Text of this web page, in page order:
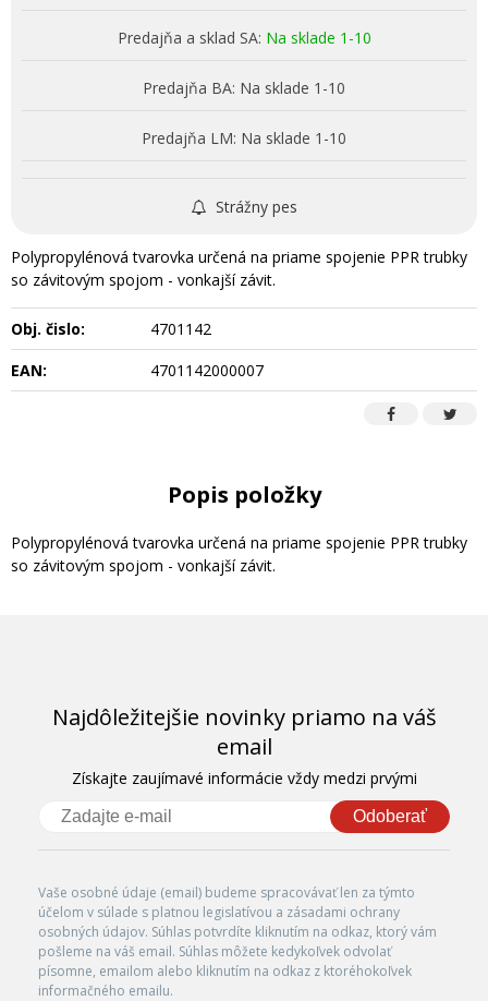
Predajňa a sklad SA: Na sklade 1-10
Predajňa BA: Na sklade 1-10
Predajňa LM: Na sklade 1-10
Strážny pes
Polypropylénová tvarovka určená na priame spojenie PPR trubky
so závitovým spojom - vonkajší závit.
Obj. čislo:
4701142
EAN:
4701142000007
Popis položky
Polypropylénová tvarovka určená na priame spojenie PPR trubky
so závitovým spojom - vonkajší závit.
Najdôležitejšie novinky priamo na váš
email
Získajte zaujímavé informácie vždy medzi prvými
Odoberať
Vaše osobné údaje (email) budeme spracovávať len za týmto
účelom v súlade s platnou legislatívou a zásadami ochrany
osobných údajov. Súhlas potvrdíte kliknutím na odkaz, ktorý vám
pošleme na váš email. Súhlas môžete kedykoľvek odvolať
písomne, emailom alebo kliknutím na odkaz z ktoréhokoľvek
informačného emailu.